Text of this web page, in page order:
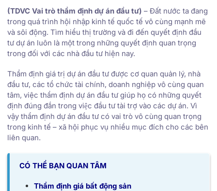
(TDVC Vai trò thẩm định dự án đầu tư) – Đất nước ta đang
trong quá trình hội nhập kinh tế quốc tế vô cùng mạnh mẽ
và sôi động. Tìm hiểu thị trường và đi đến quyết định đầu
tư dự án luôn là một trong những quyết định quan trọng
trong đối với các nhà đầu tư hiện nay.
Thẩm định giá trị dự án đầu tư được cơ quan quản lý, nhà
đầu tư, các tổ chức tài chính, doanh nghiệp vô cùng quan
tâm, việc thẩm định dự án đầu tư giúp họ có những quyết
định đúng đắn trong việc đầu tư tài trợ vào các dự án. Vì
vậy thẩm định dự án đầu tư có vai trò vô cùng quan trọng
trong kinh tế – xã hội phục vụ nhiều mục đích cho các bên
liên quan.
CÓ THỂ BẠN QUAN TÂM
Thẩm định giá bất động sản